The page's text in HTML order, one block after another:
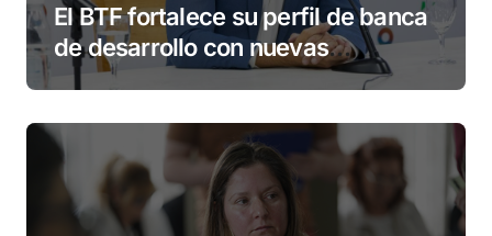
El BTF fortalece su perfil de banca
de desarrollo con nuevas
herramientas para familias y